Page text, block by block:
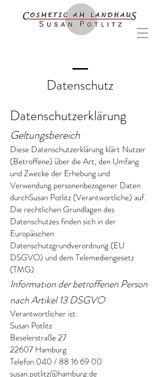
Datenschutz
Datenschutzerklärung
Geltungsbereich
Diese Datenschutzerklärung klärt Nutzer
(Betroffene) über die Art, den Umfang
und Zwecke der Erhebung und
Verwendung personenbezogener Daten
durchSusan Potlitz (Verantwortliche) auf.
Die rechtlichen Grundlagen des
Datenschutzes finden sich in der
Europäischen
Datenschutzgrundverordnung (EU
DSGVO) und dem Telemediengesetz
(TMG).
Information der betroffenen Person
nach Artikel 13 DSGVO
Verantwortlicher ist:
Susan Potlitz
Beselerstraße 27
22607 Hamburg
Telefon 040 / 88 16 69 00
susan.potlitz@hamburg.de